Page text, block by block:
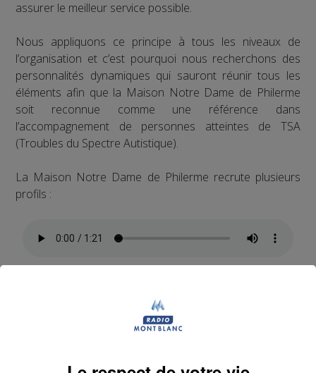
assurer le meilleur service possible.
Nous appliquons ce principe à tous les niveaux de
l’organisation et c’est pourquoi nous recherchons des
personnalités dynamiques qui sauront réunir tous les
éléments afin que la Maison Notre Dame de Philerme
soit reconnue comme une référence dans
l’accompagnement de personnes atteintes de TSA
(Troubles du Spectre Autistique).
La Maison Notre Dame de Philerme recrute plusieurs
profils :
1 Accompagnant Éducatif et Social ou
Aide Médico-Psychologique ou Aide-
Expérience dans le handicap souhaitée, débutant